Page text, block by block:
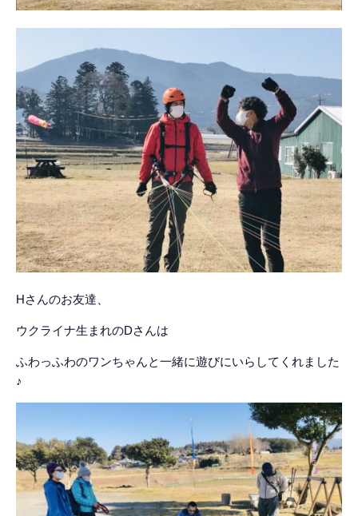
Hさんのお友達、
ウクライナ生まれのDさんは
ふわっふわのワンちゃんと一緒に遊びにいらしてくれました
♪